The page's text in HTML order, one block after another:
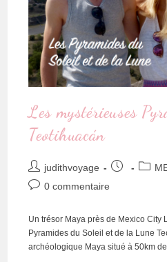
Les mystérieuses
Teotihuacán
judithvoyage
0 commentaire
Un trésor Maya près de Mexico City
Pyramides du Soleil et de la Lune
archéologique Maya situé à 50km